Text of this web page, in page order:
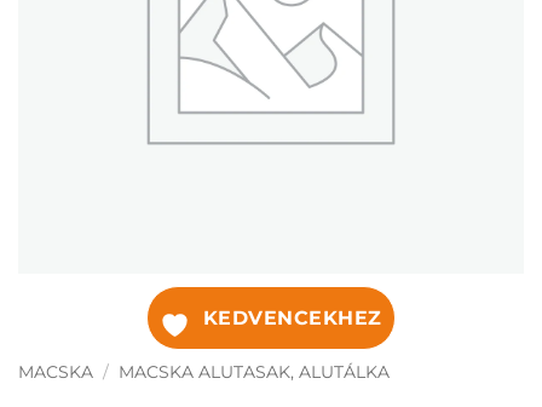
KEDVENCEKHEZ
MACSKA / MACSKA ALUTASAK, ALUTÁLKA